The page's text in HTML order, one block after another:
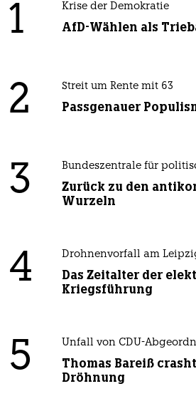
1 Krise der Demokratie
AfD-Wählen als
2 Streit um Rente mit 63
Passgenauer
3 Bundeszentrale für
Zurück zu den
Wurzeln
4 Drohnenvorfall am
Das Zeitalter der
Kriegsführung
5 Unfall von CDU-
Thomas Bareiß
Dröhnung